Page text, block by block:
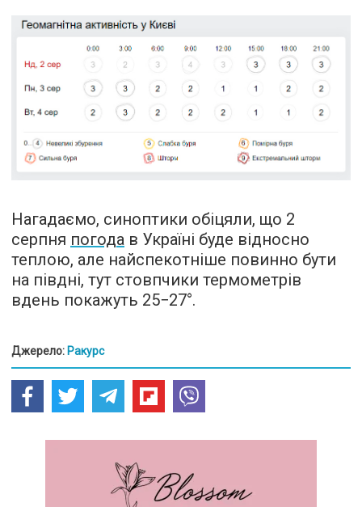
Нагадаємо, синоптики обіцяли, що 2
серпня погода в Україні буде відносно
теплою, але найспекотніше повинно бути
на півдні, тут стовпчики термометрів
вдень покажуть 25−27°.
Джерело: Ракурс